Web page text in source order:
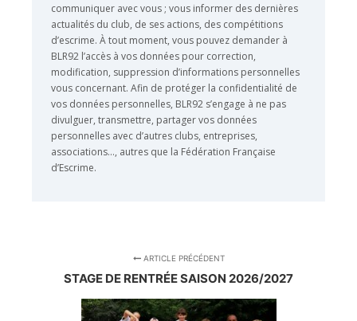
communiquer avec vous ; vous informer des dernières
actualités du club, de ses actions, des compétitions
d’escrime. À tout moment, vous pouvez demander à
BLR92 l’accès à vos données pour correction,
modification, suppression d’informations personnelles
vous concernant. Afin de protéger la confidentialité de
vos données personnelles, BLR92 s’engage à ne pas
divulguer, transmettre, partager vos données
personnelles avec d’autres clubs, entreprises,
associations…, autres que la Fédération Française
d’Escrime.
ARTICLE PRÉCÉDENT
STAGE DE RENTRÉE SAISON 2026/2027